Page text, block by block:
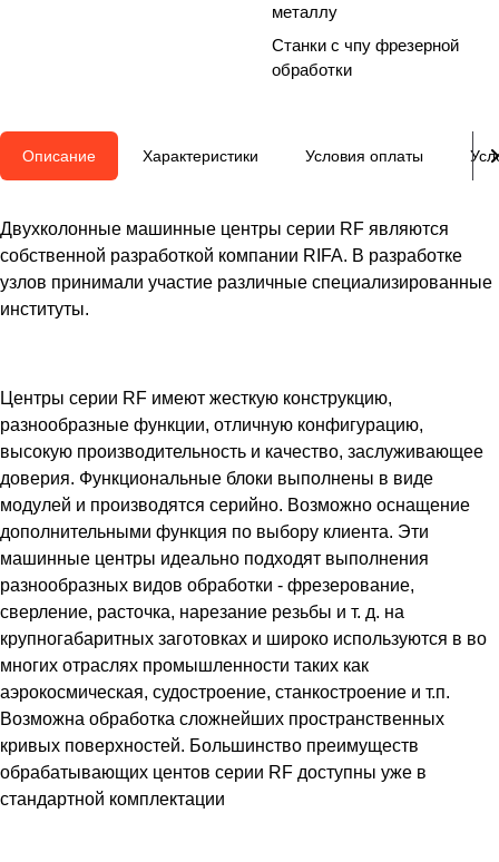
металлу
Станки с чпу фрезерной
обработки
Описание Характеристики Условия оплаты
Двухколонные машинные центры серии RF являются
собственной разработкой компании RIFA. В разработке
узлов принимали участие различные специализированные
институты.
Центры серии RF имеют жесткую конструкцию,
разнообразные функции, отличную конфигурацию,
высокую производительность и качество, заслуживающее
доверия. Функциональные блоки выполнены в виде
модулей и производятся серийно. Возможно оснащение
дополнительными функция по выбору клиента. Эти
машинные центры идеально подходят выполнения
разнообразных видов обработки - фрезерование,
сверление, расточка, нарезание резьбы и т. д. на
крупногабаритных заготовках и широко используются в во
многих отраслях промышленности таких как
аэрокосмическая, судостроение, станкостроение и т.п.
Возможна обработка сложнейших пространственных
кривых поверхностей. Большинство преимуществ
обрабатывающих центов серии RF доступны уже в
стандартной комплектации